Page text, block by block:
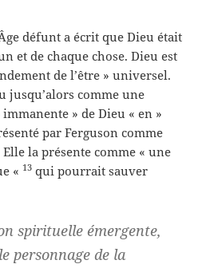
défunt a écrit que Dieu était
et de chaque chose. Dieu est
de l’être » universel.
jusqu’alors comme une
» de Dieu « en »
par Ferguson comme
la présente comme « une
« 13 qui pourrait sauver
spirituelle émergente,
personnage de la